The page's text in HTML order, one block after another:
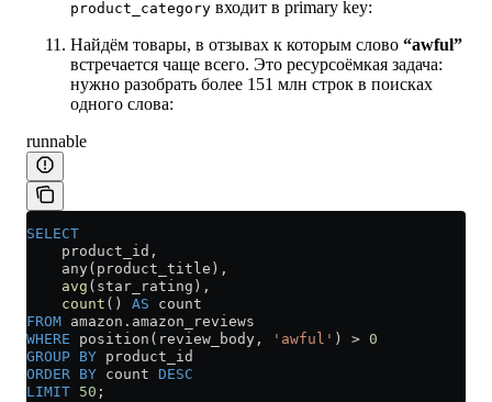
product_category входит в primary key:
Найдём товары, в отзывах к которым слово “awful”
встречается чаще всего. Это ресурсоёмкая задача:
нужно разобрать более 151 млн строк в поисках
одного слова:
runnable
SELECT
    product_id,
    any(product_title),
    avg
(star_rating),
    count
() AS count
FROM amazon . amazon_reviews
WHERE position(review_body, 'awful' ) > 0
GROUP BY product_id
ORDER BY count DESC
LIMIT 50 ;